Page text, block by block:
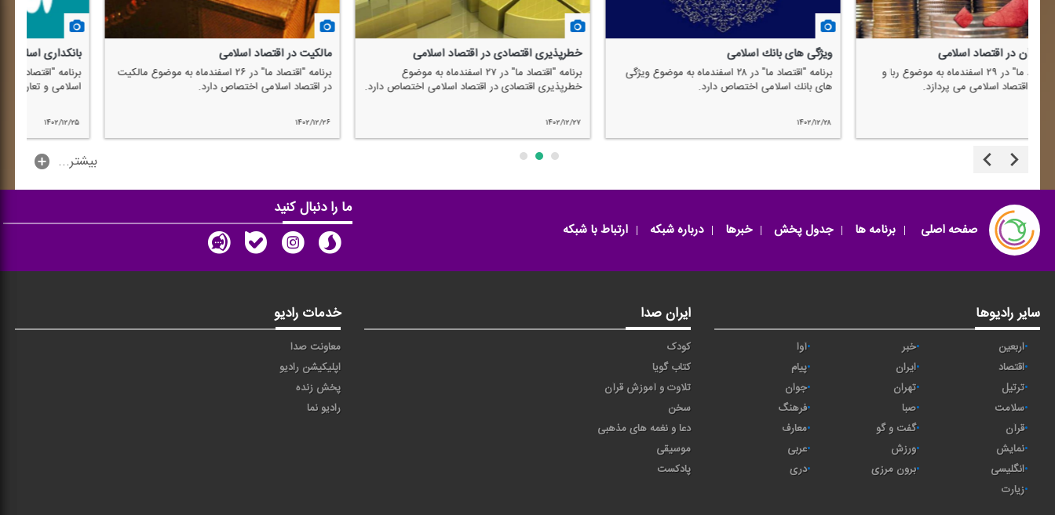
ویژگی های بانك اسلامی
برنامه "اقتصاد ما" در ۲۸ اسفندماه به موضوع ویژگی
های بانك اسلامی اختصاص دارد.
خطرپذیری اقتصادی در اقتصاد اسلامی
برنامه "اقتصاد ما" در ۲۷ اسفندماه به موضوع
خطرپذیری اقتصادی در اقتصاد اسلامی اختصاص دارد.
مالكیت در اقتصاد اسلامی
برنامه "اقتصاد ما" در ۲۶ اسفندماه به موضوع مالكیت
در اقتصاد اسلامی اختصاص دارد.
بانكداری اسلامی
برنامه "اقتصاد ما" در ۲۵ اسفندماه به موضوع بانكداری
اسلامی و تعاریف آن اختصاص دارد.
...بیشتر
صفحه اصلی برنامه ها جدول پخش خبرها درباره شبکه ارتباط با شبکه
ما را دنبال کنید
سایر رادیوها
اربعین خبر
آوا
اقتصاد
ايران
پیام
ترتیل
تهران
جوان
سلامت
صبا
فرهنگ
قرآن
گفت و گو
معارف
نمایش
ورزش
عربی
انگلیسی
برون مرزی
دری
زیارت
ایران صدا
کودک
کتاب گویا
تلاوت و آموزش قرآن
سخن
دعا و نغمه های مذهبی
موسیقی
پادکست
خدمات رادیو
معاونت صدا
اپلیکیشن رادیو
پخش زنده
رادیو نما